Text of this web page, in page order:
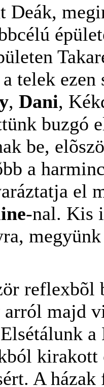
Deák,
telek ezen
, Dani,
buzgó
be,
a
el
-nal. Kis
reflexbõl
majd
kirakott
A